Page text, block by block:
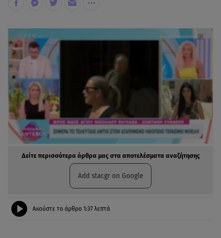
Δείτε περισσότερα άρθρα μας στα αποτελέσματα αναζήτησης
Add star.gr on Google
Ακούστε το άρθρο 1:37 λεπτά